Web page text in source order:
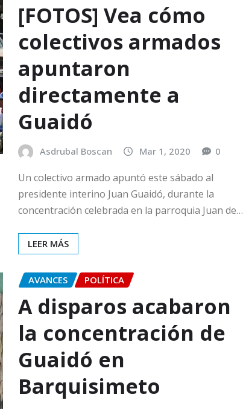
[FOTOS] Vea cómo
colectivos armados
apuntaron
directamente a
Guaidó
Asdrubal Boscan Mar 1, 2020 0
Un colectivo armado apuntó este sábado al
presidente interino Juan Guaidó, durante la
concentración celebrada en la parroquia Juan de…
LEER MÁS
AVANCES POLÍTICA
A disparos acabaron
la concentración de
Guaidó en
Barquisimeto